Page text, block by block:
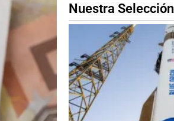
Nuestra Selección